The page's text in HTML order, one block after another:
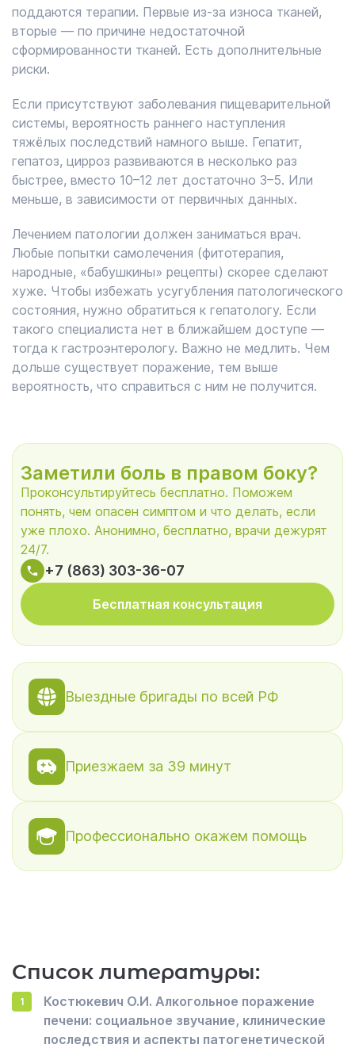
поддаются терапии. Первые из-за износа тканей,
вторые — по причине недостаточной
сформированности тканей. Есть дополнительные
риски.
Если присутствуют заболевания пищеварительной
системы, вероятность раннего наступления
тяжёлых последствий намного выше. Гепатит,
гепатоз, цирроз развиваются в несколько раз
быстрее, вместо 10–12 лет достаточно 3–5. Или
меньше, в зависимости от первичных данных.
Лечением патологии должен заниматься врач.
Любые попытки самолечения (фитотерапия,
народные, «бабушкины» рецепты) скорее сделают
хуже. Чтобы избежать усугубления патологического
состояния, нужно обратиться к гепатологу. Если
такого специалиста нет в ближайшем доступе —
тогда к гастроэнтерологу. Важно не медлить. Чем
дольше существует поражение, тем выше
вероятность, что справиться с ним не получится.
Заметили боль в правом боку?
Проконсультируйтесь бесплатно. Поможем
понять, чем опасен симптом и что делать, если
уже плохо. Анонимно, бесплатно, врачи дежурят
24/7.
+7 (863) 303-36-07
Бесплатная консультация
Выездные бригады по всей РФ
Приезжаем за 39 минут
Профессионально окажем помощь
Список литературы:
Костюкевич О.И. Алкогольное поражение
печени: социальное звучание, клинические
последствия и аспекты патогенетической